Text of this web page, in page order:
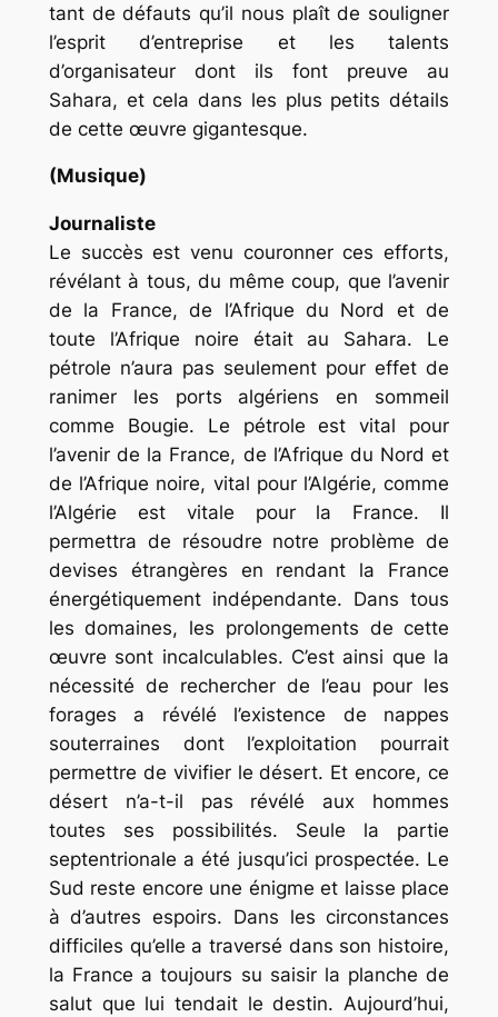
tant de défauts qu’il nous plaît de souligner
l’esprit d’entreprise et les talents
d’organisateur dont ils font preuve au
Sahara, et cela dans les plus petits détails
de cette œuvre gigantesque.
(Musique)
Journaliste
Le succès est venu couronner ces efforts,
révélant à tous, du même coup, que l’avenir
de la France, de l’Afrique du Nord et de
toute l’Afrique noire était au Sahara. Le
pétrole n’aura pas seulement pour effet de
ranimer les ports algériens en sommeil
comme Bougie. Le pétrole est vital pour
l’avenir de la France, de l’Afrique du Nord et
de l’Afrique noire, vital pour l’Algérie, comme
l’Algérie est vitale pour la France. Il
permettra de résoudre notre problème de
devises étrangères en rendant la France
énergétiquement indépendante. Dans tous
les domaines, les prolongements de cette
œuvre sont incalculables. C’est ainsi que la
nécessité de rechercher de l’eau pour les
forages a révélé l’existence de nappes
souterraines dont l’exploitation pourrait
permettre de vivifier le désert. Et encore, ce
désert n’a-t-il pas révélé aux hommes
toutes ses possibilités. Seule la partie
septentrionale a été jusqu’ici prospectée. Le
Sud reste encore une énigme et laisse place
à d’autres espoirs. Dans les circonstances
difficiles qu’elle a traversé dans son histoire,
la France a toujours su saisir la planche de
salut que lui tendait le destin. Aujourd’hui,